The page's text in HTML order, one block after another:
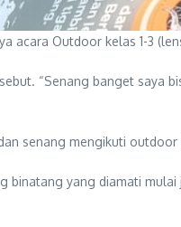
acara Outdoor kelas 1-3
“Senang banget saya
senang mengikuti outdoor
yang diamati